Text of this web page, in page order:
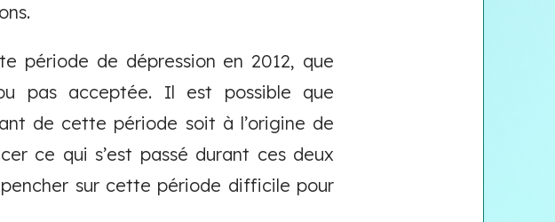
période de dépression en 2012, que
pas acceptée. Il est possible que
de cette période soit à l’origine de
ce qui s’est passé durant ces deux
sur cette période difficile pour